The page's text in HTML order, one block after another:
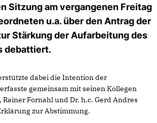
Sitzung am vergangenen Freitag
u.a. über den Antrag der
Stärkung der Aufarbeitung des
debattiert.
dabei die Intention der
gemeinsam mit seinen Kollegen
Fornahl und Dr. h.c. Gerd Andres
zur Abstimmung.